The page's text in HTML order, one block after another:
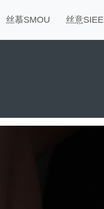
丝慕SMOU 丝意SIEE